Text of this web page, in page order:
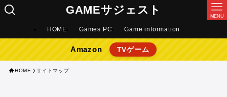
GAMEサジェスト MENU
HOME Games PC Game information
Amazon TVゲーム
HOME サイトマップ